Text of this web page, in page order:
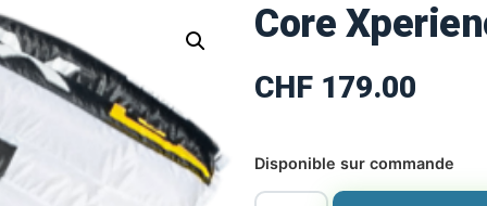
Core
CHF 179.00
Disponible sur commande